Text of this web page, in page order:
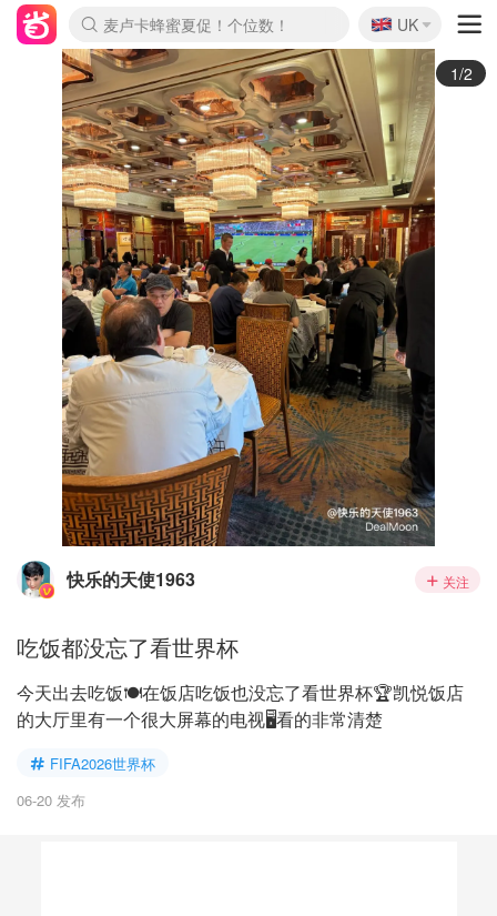
麦卢卡蜂蜜夏促！个位数！
Prada/Miu 4.8折！
啥？必胜客披萨5折！
🇬🇧
UK
2/2
快乐的天使1963 关注
吃饭都没忘了看世界杯
今天出去吃饭🍽️在饭店吃饭也没忘了看世界杯🏆凯悦饭店
的大厅里有一个很大屏幕的电视🖥️看的非常清楚
FIFA2026世界杯
06-20 发布